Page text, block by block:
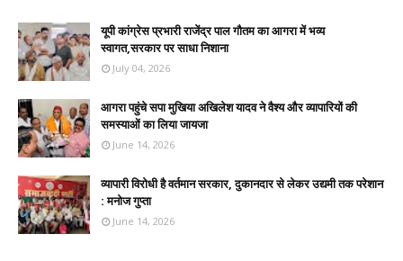
यूपी कांग्रेस प्रभारी राजेंद्र पाल गौतम का आगरा में भव्य
स्वागत,सरकार पर साधा निशाना
July 04, 2026
आगरा पहुंचे सपा मुखिया अखिलेश यादव ने वैश्य और व्यापारियों की
समस्याओं का लिया जायजा
June 14, 2026
व्यापारी विरोधी है वर्तमान सरकार, दुकानदार से लेकर उद्यमी तक परेशान
: मनोज गुप्ता
June 14, 2026